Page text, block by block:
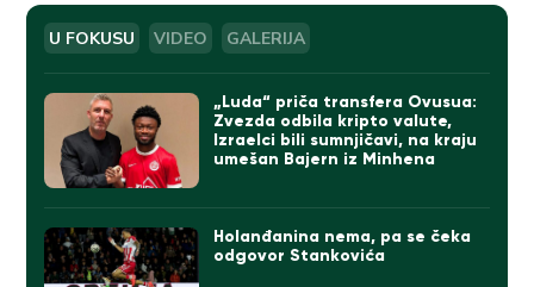
U FOKUSU VIDEO GALERIJA
„Luda“ priča transfera Ovusua:
Zvezda odbila kripto valute,
Izraelci bili sumnjičavi, na kraju
umešan Bajern iz Minhena
Holanđanina nema, pa se čeka
odgovor Stankovića